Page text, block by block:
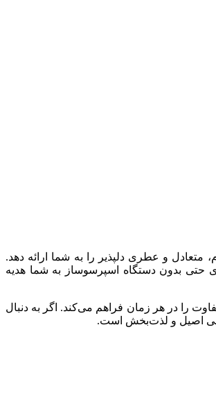
متعادل و عطری دلپذیر را به شما ارائه دهد.
حتی بدون دستگاه اسپرسوساز به شما هدیه
را در هر زمان فراهم می‌کند. اگر به دنبال
اصیل و لذت‌بخش است.